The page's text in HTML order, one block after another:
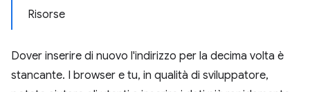
Risorse
Dover inserire di nuovo l'indirizzo per la decima volta è
stancante. I browser e tu, in qualità di sviluppatore,